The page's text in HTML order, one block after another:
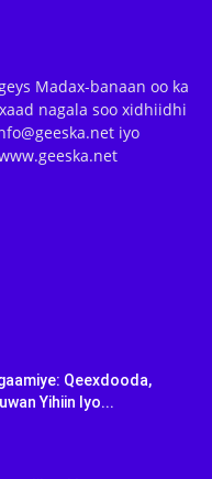
Madax-banaan oo ka
nagala soo xidhiidhi
iyo
Qeexdooda,
Yihiin Iyo...